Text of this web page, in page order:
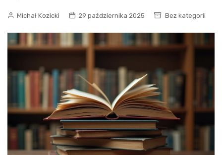
Michał Kozicki 29 października 2025 Bez kategorii